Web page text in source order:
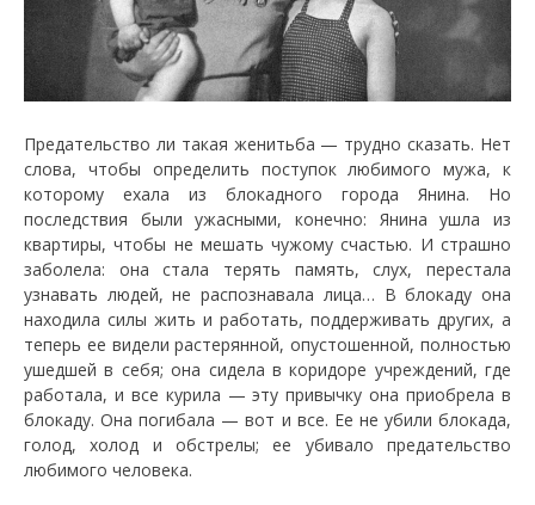
Предательство ли такая женитьба — трудно сказать. Нет
слова, чтобы определить поступок любимого мужа, к
которому ехала из блокадного города Янина. Но
последствия были ужасными, конечно: Янина ушла из
квартиры, чтобы не мешать чужому счастью. И страшно
заболела: она стала терять память, слух, перестала
узнавать людей, не распознавала лица… В блокаду она
находила силы жить и работать, поддерживать других, а
теперь ее видели растерянной, опустошенной, полностью
ушедшей в себя; она сидела в коридоре учреждений, где
работала, и все курила — эту привычку она приобрела в
блокаду. Она погибала — вот и все. Ее не убили блокада,
голод, холод и обстрелы; ее убивало предательство
любимого человека.